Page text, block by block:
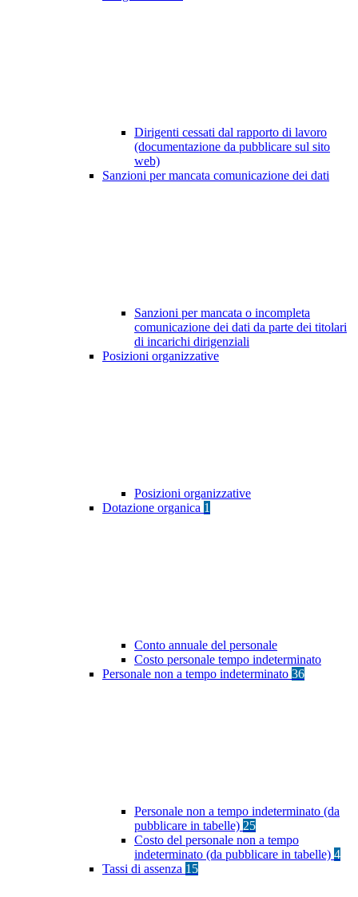
Dirigenti cessati dal rapporto di lavoro
(documentazione da pubblicare sul sito
web)
Sanzioni per mancata comunicazione dei dati
Sanzioni per mancata o incompleta
comunicazione dei dati da parte dei titolari
di incarichi dirigenziali
Posizioni organizzative
Posizioni organizzative
Dotazione organica 1
Conto annuale del personale
Costo personale tempo indeterminato
Personale non a tempo indeterminato 36
Personale non a tempo indeterminato (da
pubblicare in tabelle) 25
Costo del personale non a tempo
indeterminato (da pubblicare in tabelle) 4
Tassi di assenza 15